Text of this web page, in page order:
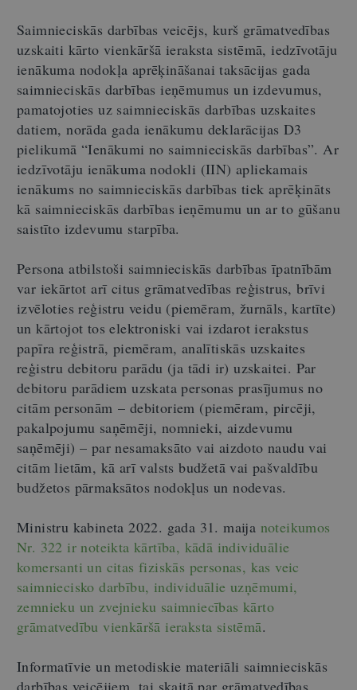
Saimnieciskās darbības veicējs, kurš grāmatvedības
uzskaiti kārto vienkāršā ieraksta sistēmā, iedzīvotāju
ienākuma nodokļa aprēķināšanai taksācijas gada
saimnieciskās darbības ieņēmumus un izdevumus,
pamatojoties uz saimnieciskās darbības uzskaites
datiem, norāda gada ienākumu deklarācijas D3
pielikumā “Ienākumi no saimnieciskās darbības”. Ar
iedzīvotāju ienākuma nodokli (IIN) apliekamais
ienākums no saimnieciskās darbības tiek aprēķināts
kā saimnieciskās darbības ieņēmumu un ar to gūšanu
saistīto izdevumu starpība.
Persona atbilstoši saimnieciskās darbības īpatnībām
var iekārtot arī citus grāmatvedības reģistrus, brīvi
izvēloties reģistru veidu (piemēram, žurnāls, kartīte)
un kārtojot tos elektroniski vai izdarot ierakstus
papīra reģistrā, piemēram, analītiskās uzskaites
reģistru debitoru parādu (ja tādi ir) uzskaitei. Par
debitoru parādiem uzskata personas prasījumus no
citām personām – debitoriem (piemēram, pircēji,
pakalpojumu saņēmēji, nomnieki, aizdevumu
saņēmēji) – par nesamaksāto vai aizdoto naudu vai
citām lietām, kā arī valsts budžetā vai pašvaldību
budžetos pārmaksātos nodokļus un nodevas.
Ministru kabineta 2022. gada 31. maija noteikumos
Nr. 322 ir noteikta kārtība, kādā individuālie
komersanti un citas fiziskās personas, kas veic
saimniecisko darbību, individuālie uzņēmumi,
zemnieku un zvejnieku saimniecības kārto
grāmatvedību vienkāršā ieraksta sistēmā.
Informatīvie un metodiskie materiāli saimnieciskās
darbības veicējiem, tai skaitā par grāmatvedības